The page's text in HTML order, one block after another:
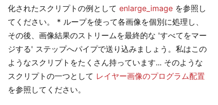
化されたスクリプトの例として enlarge_image を参照し
てください。 * ループを使って各画像を個別に処理し、
その後、画像結果のストリームを最終的な 'すべてをマー
ジする' ステップへパイプで送り込みましょう。私はこの
ようなスクリプトをたくさん持っています... そのような
スクリプトの一つとして レイヤー画像のプログラム配置
を参照してください。